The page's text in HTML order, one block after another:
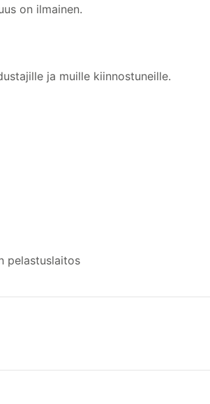
on ilmainen.
ja muille kiinnostuneille.
pelastuslaitos